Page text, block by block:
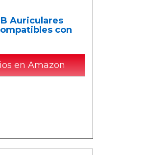
Auriculares
con
en Amazon